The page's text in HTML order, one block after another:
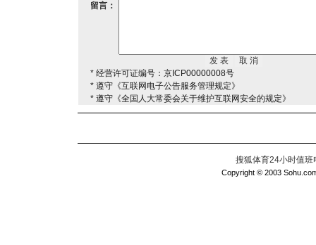
留言：
* 经营许可证编号：京ICP00000008号
* 遵守《互联网电子公告服务管理规定》
* 遵守《全国人大常委会关于维护互联网安全的规定》
搜狐体育24小时值
Copyright © 2003